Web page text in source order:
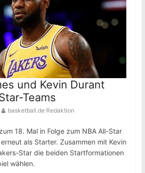
und Kevin Durant
Teams
basketball.de Redaktion
18. Mal in Folge zum NBA All-Star
als Starter. Zusammen mit Kevin
Star die beiden Startformationen
wählen.